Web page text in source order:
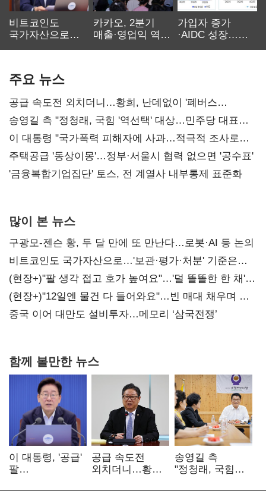
비트코인도
국가자산으로…'
카카오, 2분기
매출·영업익 역대
가입자 증가
·AIDC 성장…
주요 뉴스
공급 속도전 외치더니…황희, 난데없이 '폐버스
리모델링' 제안
송영길 측 "정청래, 국힘 '역선택' 대상…민주당 대표로
총선 지휘 못해"
이 대통령 "국가폭력 피해자에 사과…적극적 조사로
진실 밝혀야"
주택공급 '동상이몽'…정부·서울시 협력 없으면 '공수표'
'금융복합기업집단' 토스, 전 계열사 내부통제 표준화
많이 본 뉴스
구광모-젠슨 황, 두 달 만에 또 만난다…로봇·AI 등 논의
비트코인도 국가자산으로…'보관·평가·처분' 기준은
숙제
(현장+)"팔 생각 접고 호가 높여요"…'덜 똘똘한 한 채'
20억 키맞추기
(현장+)"12일엔 물건 다 들어와요"…빈 매대 채우며 문
연 홈플러스
중국 이어 대만도 설비투자…메모리 ‘삼국전쟁’
함께 볼만한 뉴스
이 대통령, '공급'
팔
공급 속도전
외치더니…황희,
송영길 측
"정청래, 국힘